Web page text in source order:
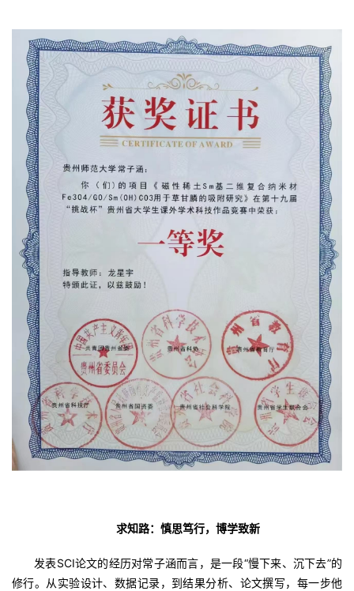
求知路：慎思笃行，博学致新
发表SCI论文的经历对常子涵而言，是一段“慢下来、沉下去”的
修行。从实验设计、数据记录，到结果分析、论文撰写，每一步他